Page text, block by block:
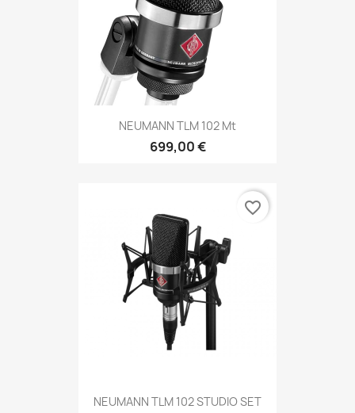
NEUMANN TLM 102 Mt
699,00 €
NEUMANN TLM 102 STUDIO SET
favorite_border